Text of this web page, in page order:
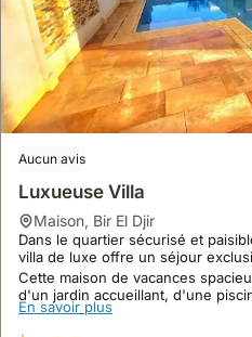
Aucun avis
Luxueuse Villa
maison, Bir El Djir
Dans le quartier sécurisé et
villa de luxe offre un séjour
Cette maison de vacances
d'un jardin accueillant, d'une
votre détente.
En savoir plus